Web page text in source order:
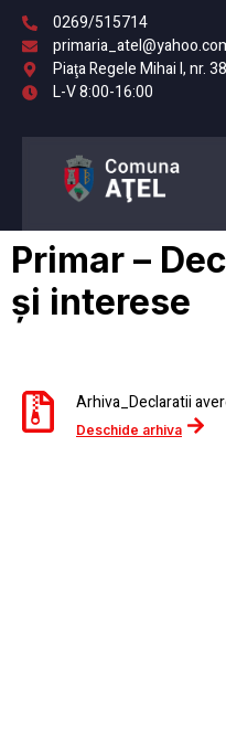
0269/515714
Piaţa Regele Mihai I, nr.
L-V 8:00-16:00
Primar –
și interese
Arhiva_Declaratii
Deschide arhiva